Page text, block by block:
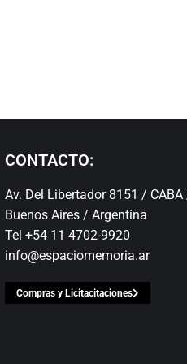
CONTACTO:
Av. Del Libertador 8151 / CABA
Buenos Aires / Argentina
Tel +54 11 4702-9920
info@espaciomemoria.ar
Compras y Licitacitaciones